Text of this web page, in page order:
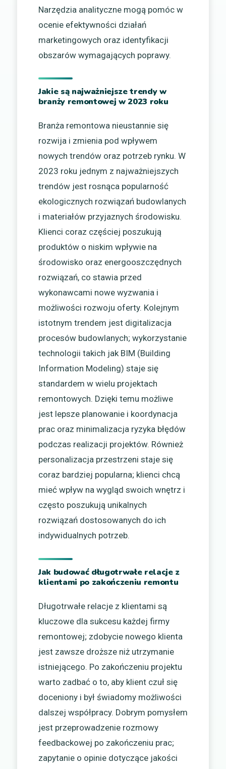
Narzędzia analityczne mogą pomóc w
ocenie efektywności działań
marketingowych oraz identyfikacji
obszarów wymagających poprawy.
Jakie są najważniejsze trendy w
branży remontowej w 2023 roku
Branża remontowa nieustannie się
rozwija i zmienia pod wpływem
nowych trendów oraz potrzeb rynku. W
2023 roku jednym z najważniejszych
trendów jest rosnąca popularność
ekologicznych rozwiązań budowlanych
i materiałów przyjaznych środowisku.
Klienci coraz częściej poszukują
produktów o niskim wpływie na
środowisko oraz energooszczędnych
rozwiązań, co stawia przed
wykonawcami nowe wyzwania i
możliwości rozwoju oferty. Kolejnym
istotnym trendem jest digitalizacja
procesów budowlanych; wykorzystanie
technologii takich jak BIM (Building
Information Modeling) staje się
standardem w wielu projektach
remontowych. Dzięki temu możliwe
jest lepsze planowanie i koordynacja
prac oraz minimalizacja ryzyka błędów
podczas realizacji projektów. Również
personalizacja przestrzeni staje się
coraz bardziej popularna; klienci chcą
mieć wpływ na wygląd swoich wnętrz i
często poszukują unikalnych
rozwiązań dostosowanych do ich
indywidualnych potrzeb.
Jak budować długotrwałe relacje z
klientami po zakończeniu remontu
Długotrwałe relacje z klientami są
kluczowe dla sukcesu każdej firmy
remontowej; zdobycie nowego klienta
jest zawsze droższe niż utrzymanie
istniejącego. Po zakończeniu projektu
warto zadbać o to, aby klient czuł się
doceniony i był świadomy możliwości
dalszej współpracy. Dobrym pomysłem
jest przeprowadzenie rozmowy
feedbackowej po zakończeniu prac;
zapytanie o opinie dotyczące jakości